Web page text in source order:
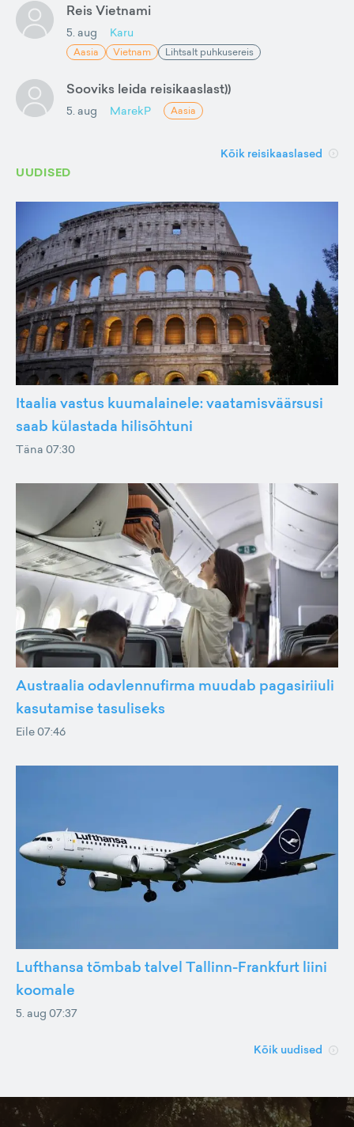
Reis Vietnami
5. aug Karu
Aasia Vietnam Lihtsalt puhkusereis
Sooviks leida reisikaaslast))
5. aug MarekP Aasia
Kõik reisikaaslased
UUDISED
Itaalia vastus kuumalainele: vaatamisväärsusi
saab külastada hilisõhtuni
Täna 07:30
Austraalia odavlennufirma muudab pagasiriiuli
kasutamise tasuliseks
Eile 07:46
Lufthansa tõmbab talvel Tallinn-Frankfurt liini
koomale
5. aug 07:37
Kõik uudised